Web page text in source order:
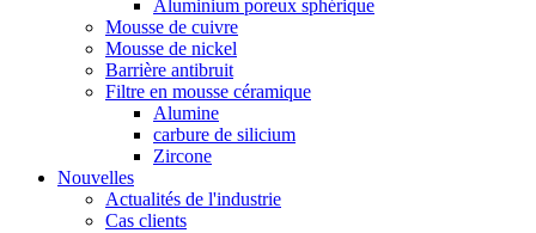
Aluminium poreux sphérique
Mousse de cuivre
Mousse de nickel
Barrière antibruit
Filtre en mousse céramique
Alumine
carbure de silicium
Zircone
Nouvelles
Actualités de l'industrie
Cas clients